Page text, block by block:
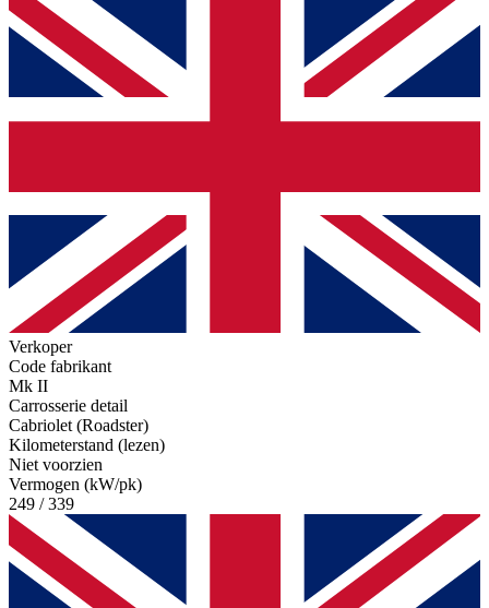
Verkoper
Code fabrikant
Mk II
Carrosserie detail
Cabriolet (Roadster)
Kilometerstand (lezen)
Niet voorzien
Vermogen (kW/pk)
249 / 339